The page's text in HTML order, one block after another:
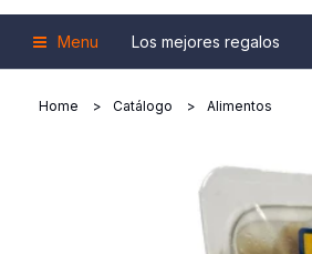
Menu Los mejores regalos
Home Catálogo Alimentos